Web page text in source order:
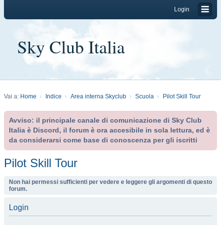
Login
Sky Club Italia
Vai a: Home Indice Area interna Skyclub Scuola Pilot Skill Tour
Avviso: il principale canale di comunicazione di Sky Club
Italia è Discord, il forum è ora accesibile in sola lettura, ed è
da considerarsi come base di conoscenza per gli iscritti
Pilot Skill Tour
Non hai permessi sufficienti per vedere e leggere gli argomenti di questo
forum.
Login